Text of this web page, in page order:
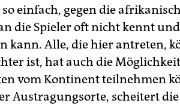
einfach, gegen die
die Spieler oft nicht kennt
kann. Alle, die hier antreten,
ist, hat auch die
vom Kontinent teilnehmen
Austragungsorte, scheitert